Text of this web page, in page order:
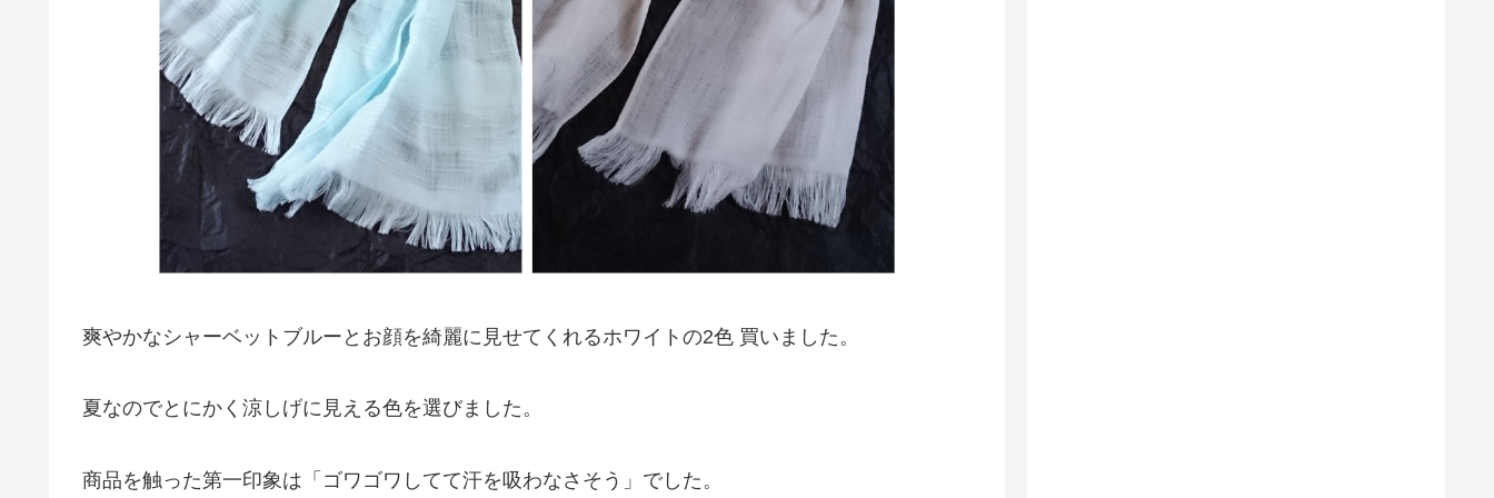
爽やかなシャーベットブルーとお顔を綺麗に見せてくれるホワイトの2色 買いました。
夏なのでとにかく涼しげに見える色を選びました。
商品を触った第一印象は「ゴワゴワしてて汗を吸わなさそう」でした。